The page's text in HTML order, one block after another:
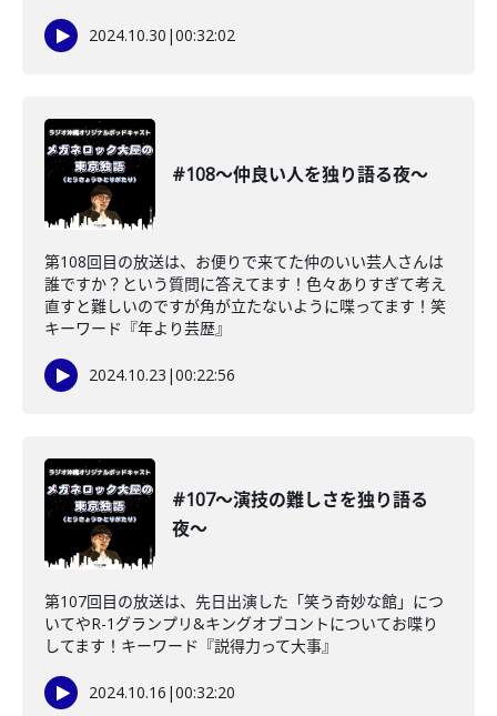
2024.10.30 |00:32:02
#108〜仲良い人を独り語る夜〜
第108回目の放送は、お便りで来てた仲のいい芸人さんは
誰ですか？という質問に答えてます！色々ありすぎて考え
直すと難しいのですが角が立たないように喋ってます！笑
キーワード『年より芸歴』
2024.10.23 |00:22:56
#107〜演技の難しさを独り語る
夜〜
第107回目の放送は、先日出演した「笑う奇妙な館」につ
いてやR-1グランプリ&キングオブコントについてお喋り
してます！キーワード『説得力って大事』
2024.10.16 |00:32:20